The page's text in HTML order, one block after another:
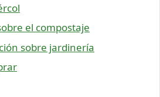
el compostaje
sobre jardinería